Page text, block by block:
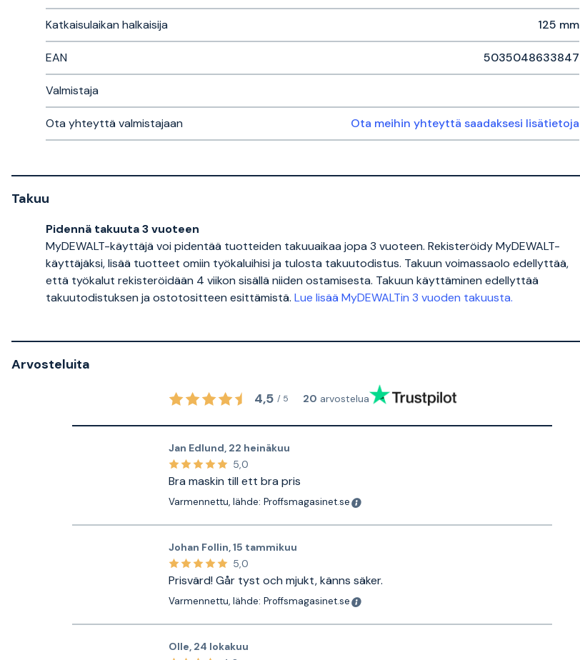
Katkaisulaikan halkaisija 125 mm
EAN 5035048633847
Valmistaja
Ota yhteyttä valmistajaan Ota meihin yhteyttä saadaksesi lisätietoja
Takuu
Pidennä takuuta 3 vuoteen
MyDEWALT-käyttäjä voi pidentää tuotteiden takuuaikaa jopa 3 vuoteen. Rekisteröidy MyDEWALT-
käyttäjäksi, lisää tuotteet omiin työkaluihisi ja tulosta takuutodistus. Takuun voimassaolo edellyttää,
että työkalut rekisteröidään 4 viikon sisällä niiden ostamisesta. Takuun käyttäminen edellyttää
takuutodistuksen ja ostotositteen esittämistä. Lue lisää MyDEWALTin 3 vuoden takuusta.
Arvosteluita
4,5 / 5 20 arvostelua
Jan Edlund, 22 heinäkuu
5,0
Bra maskin till ett bra pris
Varmennettu, lähde: Proffsmagasinet.se
Johan Follin,15 tammikuu
5,0
Prisvärd! Går tyst och mjukt, känns säker.
Varmennettu, lähde: Proffsmagasinet.se
Olle, 24 lokakuu